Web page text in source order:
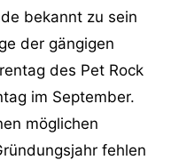
bekannt zu sein
der gängigen
des Pet Rock
im September.
möglichen
fehlen